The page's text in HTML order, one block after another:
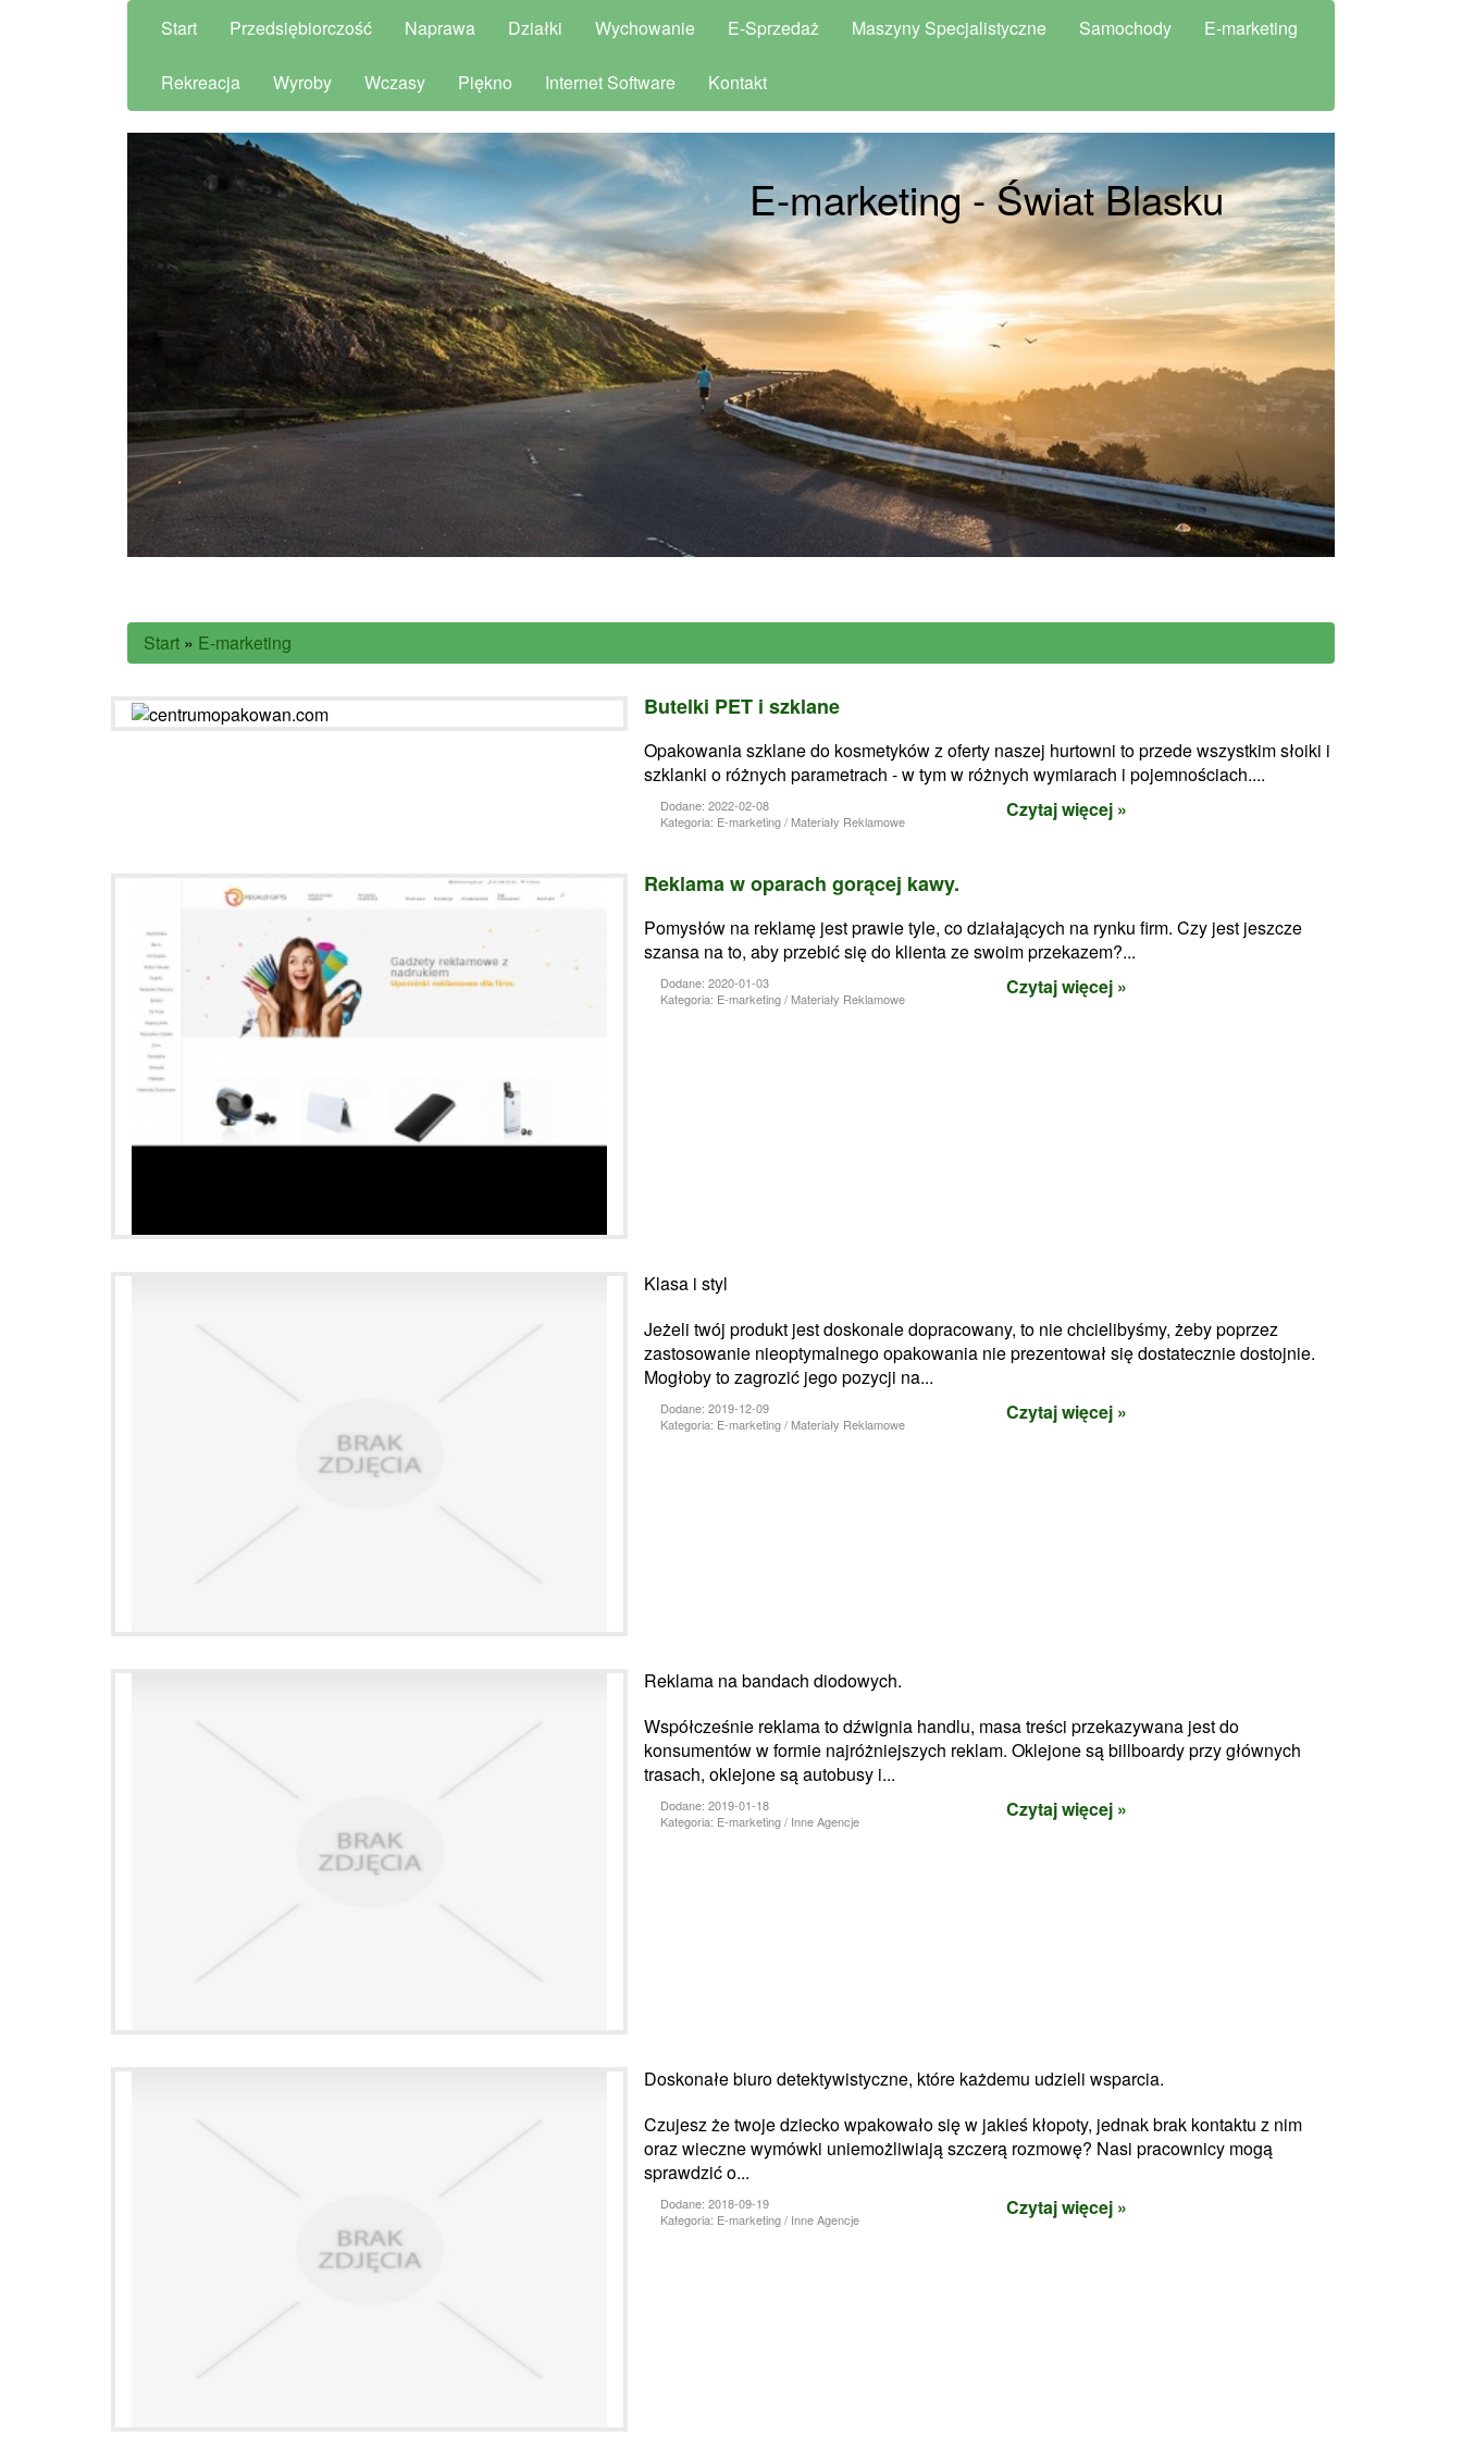
Start Przedsiębiorczość Naprawa Działki Wychowanie E-Sprzedaż Maszyny Specjalistyczne Samochody E-marketing
Rekreacja Wyroby Wczasy Piękno Internet Software Kontakt
E-marketing - Świat Blasku
Start » E-marketing
Butelki PET i szklane
Opakowania szklane do kosmetyków z oferty naszej hurtowni to przede wszystkim słoiki i
szklanki o różnych parametrach - w tym w różnych wymiarach i pojemnościach....
Dodane: 2022-02-08
Kategoria: E-marketing / Materiały Reklamowe
Czytaj więcej »
Reklama w oparach gorącej kawy.
Pomysłów na reklamę jest prawie tyle, co działających na rynku firm. Czy jest jeszcze
szansa na to, aby przebić się do klienta ze swoim przekazem?...
Dodane: 2020-01-03
Kategoria: E-marketing / Materiały Reklamowe
Czytaj więcej »
Klasa i styl
Jeżeli twój produkt jest doskonale dopracowany, to nie chcielibyśmy, żeby poprzez
zastosowanie nieoptymalnego opakowania nie prezentował się dostatecznie dostojnie.
Mogłoby to zagrozić jego pozycji na...
Dodane: 2019-12-09
Kategoria: E-marketing / Materiały Reklamowe
Czytaj więcej »
Reklama na bandach diodowych.
Współcześnie reklama to dźwignia handlu, masa treści przekazywana jest do
konsumentów w formie najróżniejszych reklam. Oklejone są billboardy przy głównych
trasach, oklejone są autobusy i...
Dodane: 2019-01-18
Kategoria: E-marketing / Inne Agencje
Czytaj więcej »
Doskonałe biuro detektywistyczne, które każdemu udzieli wsparcia.
Czujesz że twoje dziecko wpakowało się w jakieś kłopoty, jednak brak kontaktu z nim
oraz wieczne wymówki uniemożliwiają szczerą rozmowę? Nasi pracownicy mogą
sprawdzić o...
Dodane: 2018-09-19
Kategoria: E-marketing / Inne Agencje
Czytaj więcej »